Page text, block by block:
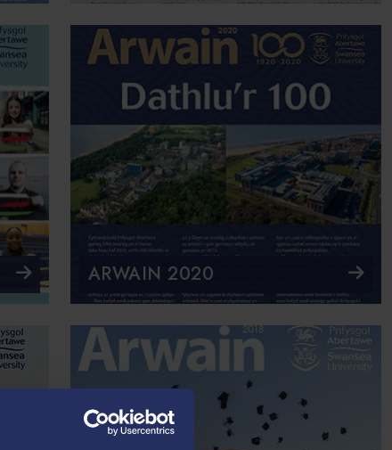
ARWAIN 2020